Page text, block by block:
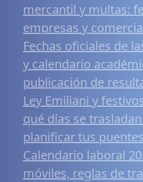
mercantil y multas:
empresas y
Fechas oficiales de
y calendario
publicación de
Ley Emiliani y
qué días se
planificar tus puentes
Calendario laboral
móviles, reglas de